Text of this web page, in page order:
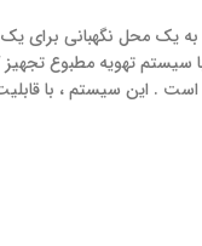
سیستم تهویه مطبوع
. این سیستم ، با